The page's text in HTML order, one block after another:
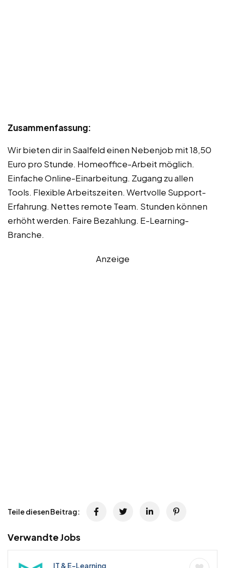
Zusammenfassung:
Wir bieten dir in Saalfeld einen Nebenjob mit 18,50
Euro pro Stunde. Homeoffice-Arbeit möglich.
Einfache Online-Einarbeitung. Zugang zu allen
Tools. Flexible Arbeitszeiten. Wertvolle Support-
Erfahrung. Nettes remote Team. Stunden können
erhöht werden. Faire Bezahlung. E-Learning-
Branche.
Anzeige
Teile diesen Beitrag:
Verwandte Jobs
IT & E-Learning